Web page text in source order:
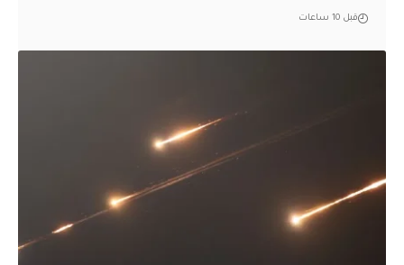
قبل 10 ساعات